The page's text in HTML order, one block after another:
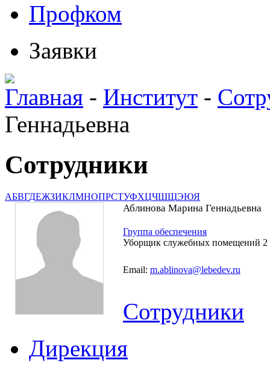
Профком
Заявки
Главная - Институт -
Геннадьевна
Сотрудники
АБВГДЕЖЗИКЛМНОПРСТУФХЦЧШЩЭЮЯ
Аблинова Марина Геннадьевна
Группа обеспечения
Уборщик служебных помещений 2
Email: m.ablinova@lebedev.ru
Сотрудники
Дирекция